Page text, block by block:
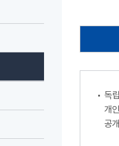
독
개
공